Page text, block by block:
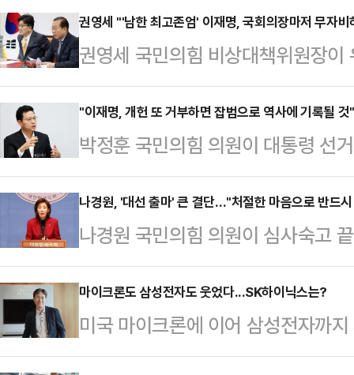
권영세 "'남한 최고존엄' 이재명, 국회의장마저 무자
권영세 국민의힘 비상대책위원장
동시 투표' 제안을 철회할 수밖에
전 대표를 향해 "이 전 대표의 말 한
돼 국가 서열 2위인 국회의장마저
비대위원장은 10일 국회에서 열린
전 대선 때 임기 단축 개헌까지 공
을 덮으면 안 된다'는 해괴한 논리
했다.권 비대위원장…
"이재명, 개헌 또 거부하면 잡범으로 역사에 기록될
박정훈 국민의힘 의원이 대통령 선
는 내용을 담은 국민투표법 개정안
표를 향해 "개헌을 회피하지 말라"
기자회견을 열어 재외국민의 참정
능하게 하는 '국민투표법 개정안'을
헌을 요구하고 있고, 이는 시대적
지난 2014년 '국민투표법'이 "재외
않아 외국에 거류 중인…
나경원, '대선 출마' 큰 결단…"처절한 마음으로 반드
나경원 국민의힘 의원이 심사숙고
나경원 의원은 오는 11일 오후 2시
할 것이라고 10일 밝혔다.나 의원
실한 마음으로 21대 대선에 출마한
드시 지키겠다. 반드시 살리겠다"
마이크론도 삼성전자도 웃었다...SK하이닉스는?
미국 마이크론에 이어 삼성전자까
내놓으면서, SK하이닉스에 대한